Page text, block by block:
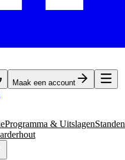
Maak een account
Programma & UitslagenStanden